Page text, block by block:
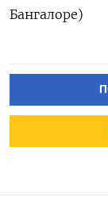
Бангалоре)